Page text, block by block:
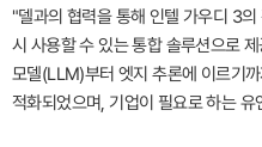
"델과의 협력을 통해 인텔 가우디 3
시 사용할 수 있는 통합 솔루션으로
모델(LLM)부터 엣지 추론에 이르기
적화되었으며, 기업이 필요로 하는